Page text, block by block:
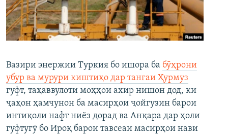
Вазири энержии Туркия бо ишора ба бӯҳрони
убур ва мурури киштиҳо дар тангаи Ҳурмуз
гуфт, таҳаввулоти моҳҳои ахир нишон дод, ки
ҷаҳон ҳамчунон ба масирҳои ҷойгузин барои
интиқоли нафт ниёз дорад ва Анқара дар ҳоли
гуфтугӯ бо Ироқ барои тавсеаи масирҳои нави